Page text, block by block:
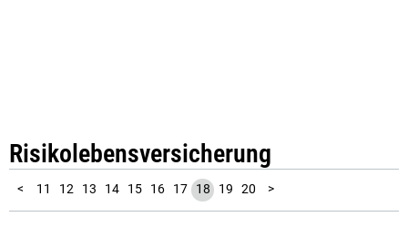
Risikolebensversicherung
<
1
2
3
4
5
6
7
8
9
10 11 12 13 14 15 16 17 18 19 20 >